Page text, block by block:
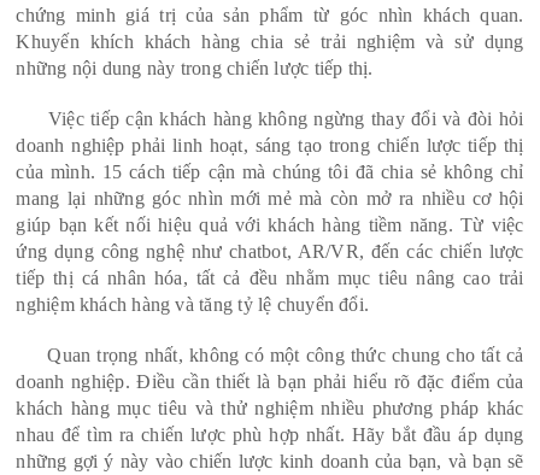
chứng minh giá trị của sản phẩm từ góc nhìn khách quan.
Khuyến khích khách hàng chia sẻ trải nghiệm và sử dụng
những nội dung này trong chiến lược tiếp thị.
Việc tiếp cận khách hàng không ngừng thay đổi và đòi hỏi
doanh nghiệp phải linh hoạt, sáng tạo trong chiến lược tiếp thị
của mình. 15 cách tiếp cận mà chúng tôi đã chia sẻ không chỉ
mang lại những góc nhìn mới mẻ mà còn mở ra nhiều cơ hội
giúp bạn kết nối hiệu quả với khách hàng tiềm năng. Từ việc
ứng dụng công nghệ như chatbot, AR/VR, đến các chiến lược
tiếp thị cá nhân hóa, tất cả đều nhằm mục tiêu nâng cao trải
nghiệm khách hàng và tăng tỷ lệ chuyển đổi.
Quan trọng nhất, không có một công thức chung cho tất cả
doanh nghiệp. Điều cần thiết là bạn phải hiểu rõ đặc điểm của
khách hàng mục tiêu và thử nghiệm nhiều phương pháp khác
nhau để tìm ra chiến lược phù hợp nhất. Hãy bắt đầu áp dụng
những gợi ý này vào chiến lược kinh doanh của bạn, và bạn sẽ